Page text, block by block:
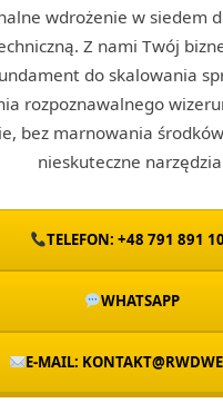
wdrożenie w siedem
Z nami Twój
do skalowania
rozpoznawalnego
bez marnowania
nieskuteczne
TELEFON: +48 791 891
WHATSAPP
E-MAIL: